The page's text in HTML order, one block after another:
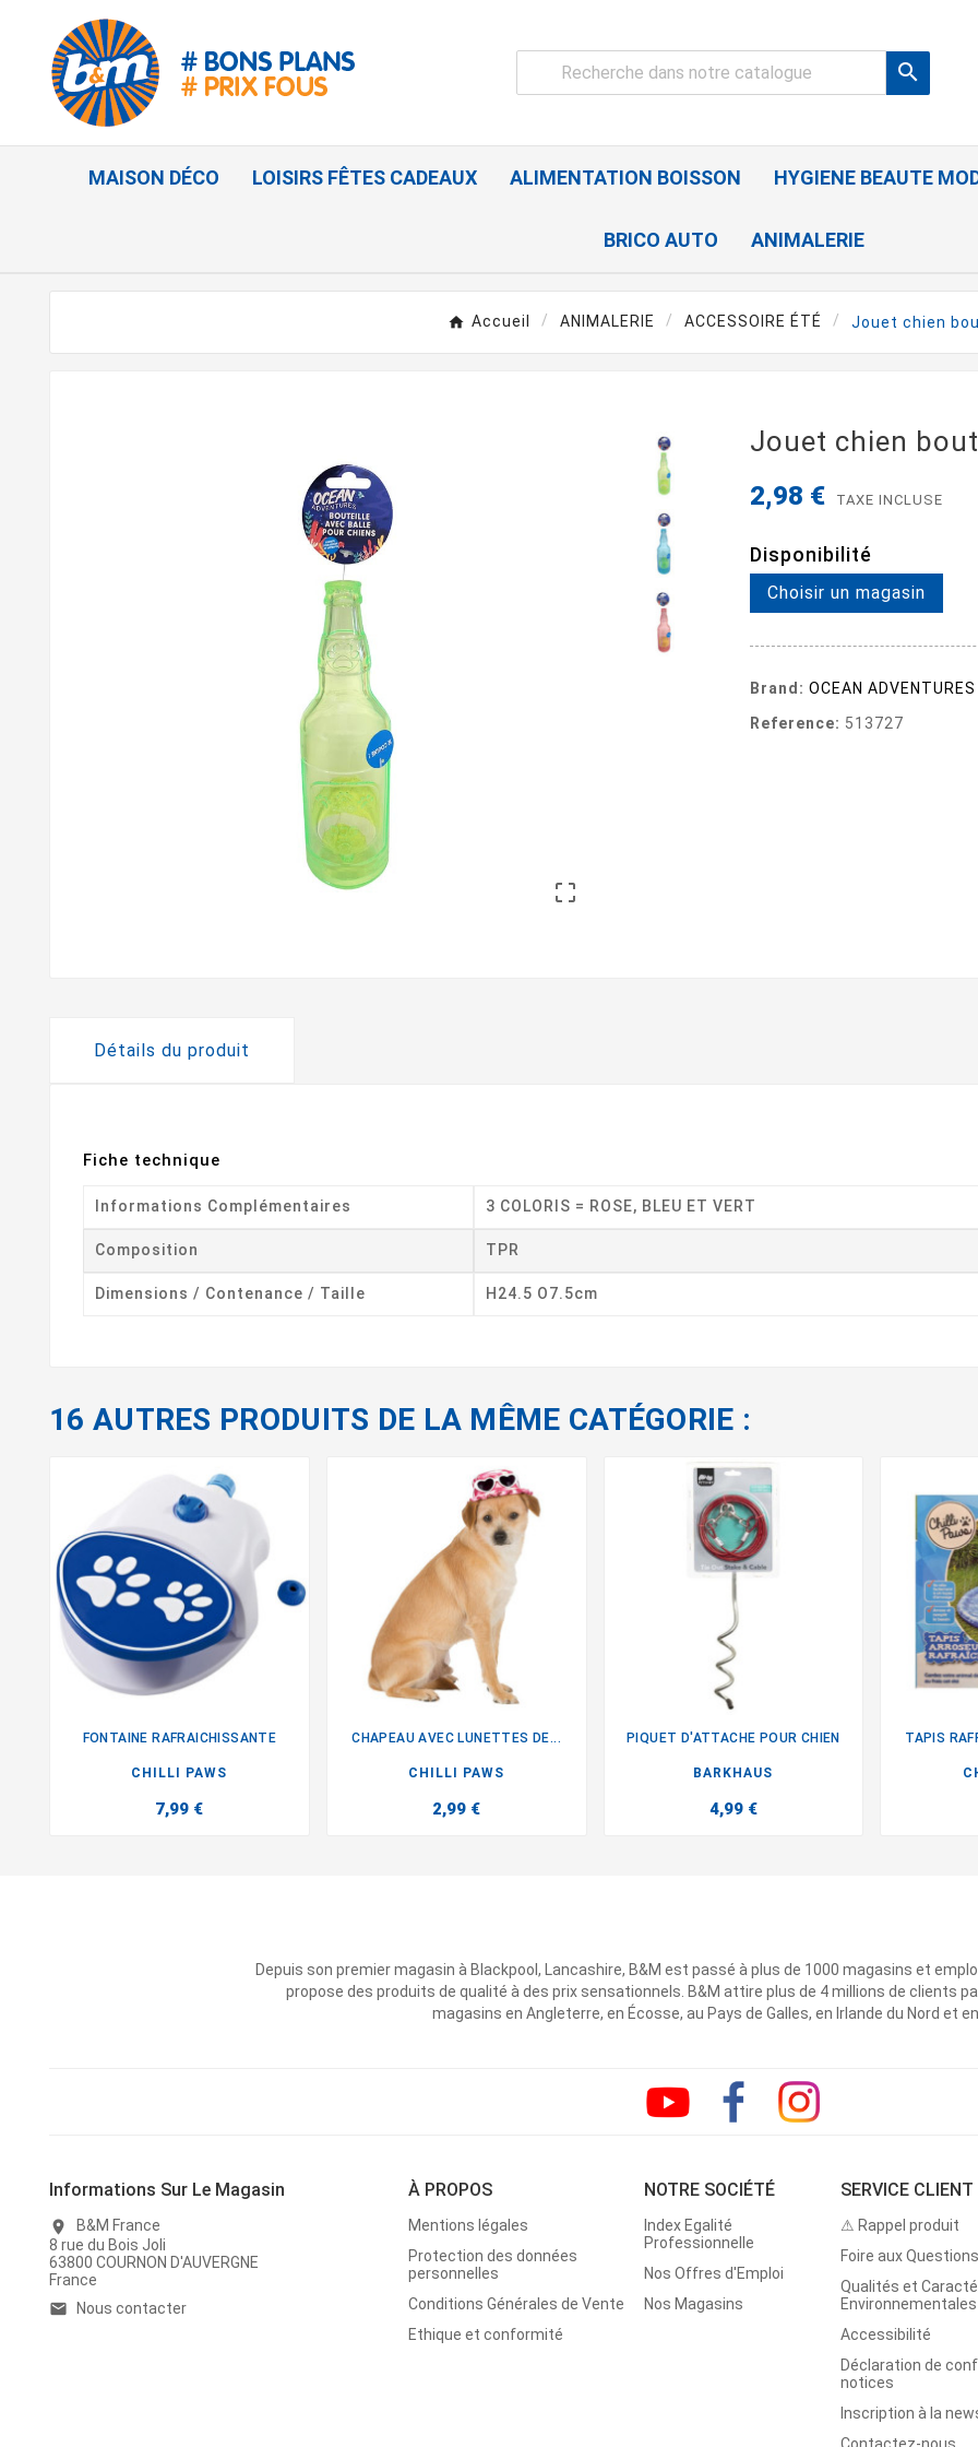

MAISON DÉCO LOISIRS FÊTES CADEAUX ALIMENTATION BOISSON HYGIENE BEAUTE
BRICO AUTO ANIMALERIE
Accueil ANIMALERIE ACCESSOIRE ÉTÉ Jouet chien

Jouet chien
2,98 € TAXE INCLUSE
Disponibilité
Choisir un magasin
Brand: OCEAN ADVENTURES
Reference: 513727
Détails du produit
Fiche technique
Informations Complémentaires 3 COLORIS = ROSE, BLEU ET VERT
Composition TPR
Dimensions / Contenance / Taille H24.5 O7.5cm
16 AUTRES PRODUITS DE LA MÊME CATÉGORIE :
FONTAINE RAFRAICHISSANTE
CHILLI PAWS
7,99 €
CHAPEAU AVEC LUNETTES DE...
CHILLI PAWS
2,99 €
PIQUET D'ATTACHE POUR CHIEN
BARKHAUS
4,99 €
TAPIS
Depuis son premier magasin à Blackpool, Lancashire, B&M est passé à plus de 1000 magasins et
propose des produits de qualité à des prix sensationnels. B&M attire plus de 4 millions de clients
magasins en Angleterre, en Écosse, au Pays de Galles, en Irlande du Nord et
Informations Sur Le Magasin
location_on
B&M France
8 rue du Bois Joli
63800 COURNON D'AUVERGNE
France
email Nous contacter
À PROPOS
Mentions légales
Protection des données
personnelles
Conditions Générales de Vente
Ethique et conformité
NOTRE SOCIÉTÉ
Index Egalité
Professionnelle
Nos Offres d'Emploi
Nos Magasins
SERVICE CLIENT
⚠ Rappel produit
Foire aux
Qualités et
Environnementales
Accessibilité
Déclaration de
notices
Inscription à la
Contactez-nous